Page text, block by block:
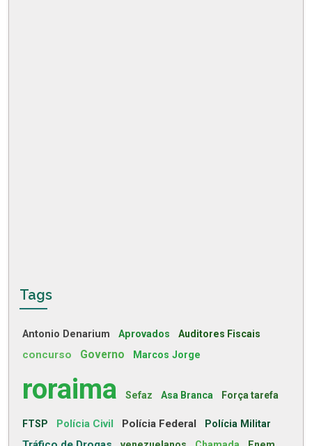
Tags
Antonio Denarium Aprovados Auditores Fiscais
concurso Governo Marcos Jorge
roraima Sefaz Asa Branca Força tarefa
FTSP Polícia Civil Polícia Federal Polícia Militar